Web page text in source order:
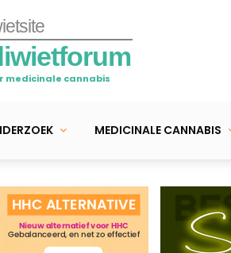
medicinale cannabis
MEDICINALE CANNABIS